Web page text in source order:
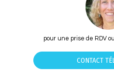
pour une prise de RDV
CONTACT